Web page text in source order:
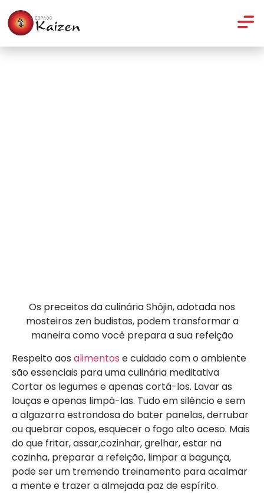
Os preceitos da culinária Shôjin, adotada nos
mosteiros zen budistas, podem transformar a
maneira como você prepara a sua refeição
Respeito aos alimentos e cuidado com o ambiente
são essenciais para uma culinária meditativa
Cortar os legumes e apenas cortá-los. Lavar as
louças e apenas limpá-las. Tudo em silêncio e sem
a algazarra estrondosa do bater panelas, derrubar
ou quebrar copos, esquecer o fogo alto aceso. Mais
do que fritar, assar,cozinhar, grelhar, estar na
cozinha, preparar a refeição, limpar a bagunça,
pode ser um tremendo treinamento para acalmar
a mente e trazer a almejada paz de espírito.